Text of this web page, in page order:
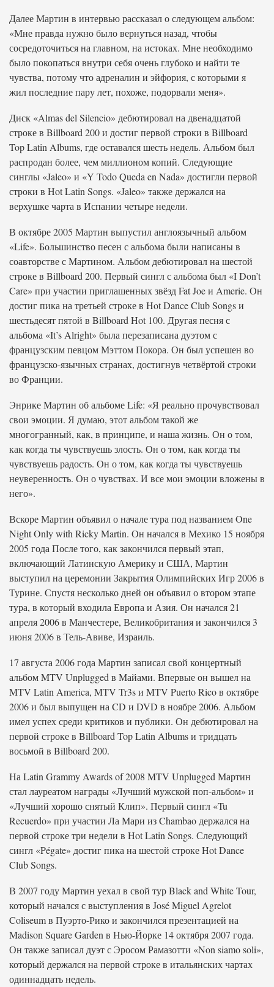
Далее Мартин в интервью рассказал о следующем альбом:
«Мне правда нужно было вернуться назад, чтобы
сосредоточиться на главном, на истоках. Мне необходимо
было покопаться внутри себя очень глубоко и найти те
чувства, потому что адреналин и эйфория, с которыми я
жил последние пару лет, похоже, подорвали меня».
Диск «Almas del Silencio» дебютировал на двенадцатой
строке в Billboard 200 и достиг первой строки в Billboard
Top Latin Albums, где оставался шесть недель. Альбом был
распродан более, чем миллионом копий. Следующие
синглы «Jaleo» и «Y Todo Queda en Nada» достигли первой
строки в Hot Latin Songs. «Jaleo» также держался на
верхушке чарта в Испании четыре недели.
В октябре 2005 Мартин выпустил англоязычный альбом
«Life». Большинство песен с альбома были написаны в
соавторстве с Мартином. Альбом дебютировал на шестой
строке в Billboard 200. Первый сингл с альбома был «I Don’t
Care» при участии приглашенных звёзд Fat Joe и Amerie. Он
достиг пика на третьей строке в Hot Dance Club Songs и
шестьдесят пятой в Billboard Hot 100. Другая песня с
альбома «It’s Alright» была перезаписана дуэтом с
французским певцом Мэттом Покора. Он был успешен во
французско-язычных странах, достигнув четвёртой строки
во Франции.
Энрике Мартин об альбоме Life: «Я реально прочувствовал
свои эмоции. Я думаю, этот альбом такой же
многогранный, как, в принципе, и наша жизнь. Он о том,
как когда ты чувствуешь злость. Он о том, как когда ты
чувствуешь радость. Он о том, как когда ты чувствуешь
неуверенность. Он о чувствах. И все мои эмоции вложены в
него».
Вскоре Мартин объявил о начале тура под названием One
Night Only with Ricky Martin. Он начался в Мехико 15 ноября
2005 года После того, как закончился первый этап,
включающий Латинскую Америку и США, Мартин
выступил на церемонии Закрытия Олимпийских Игр 2006 в
Турине. Спустя несколько дней он объявил о втором этапе
тура, в который входила Европа и Азия. Он начался 21
апреля 2006 в Манчестере, Великобритания и закончился 3
июня 2006 в Тель-Авиве, Израиль.
17 августа 2006 года Мартин записал свой концертный
альбом MTV Unplugged в Майами. Впервые он вышел на
MTV Latin America, MTV Tr3s и MTV Puerto Rico в октябре
2006 и был выпущен на CD и DVD в ноябре 2006. Альбом
имел успех среди критиков и публики. Он дебютировал на
первой строке в Billboard Top Latin Albums и тридцать
восьмой в Billboard 200.
На Latin Grammy Awards of 2008 MTV Unplugged Мартин
стал лауреатом награды «Лучший мужской поп-альбом» и
«Лучший хорошо снятый Клип». Первый сингл «Tu
Recuerdo» при участии Ла Мари из Chambao держался на
первой строке три недели в Hot Latin Songs. Следующий
сингл «Pégate» достиг пика на шестой строке Hot Dance
Club Songs.
В 2007 году Мартин уехал в свой тур Black and White Tour,
который начался с выступления в José Miguel Agrelot
Coliseum в Пуэрто-Рико и закончился презентацией на
Madison Square Garden в Нью-Йорке 14 октября 2007 года.
Он также записал дуэт с Эросом Рамазотти «Non siamo soli»,
который держался на первой строке в итальянских чартах
одиннадцать недель.